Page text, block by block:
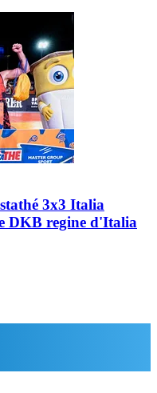
3x3 Italia
DKB regine d'Italia